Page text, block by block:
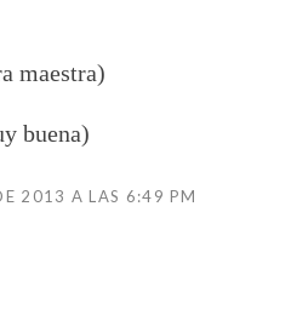
maestra)
buena)
2013 A LAS 6:49 PM